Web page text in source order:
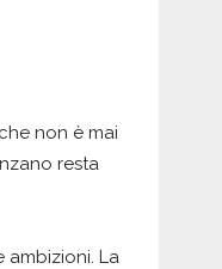
non è mai
resta
ambizioni. La